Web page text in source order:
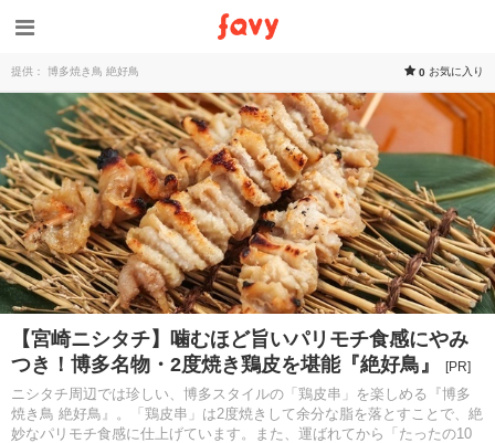
提供： 博多焼き鳥 絶好鳥 0 お気に入り
【宮崎ニシタチ】噛むほど旨いパリモチ食感にやみ
つき！博多名物・2度焼き鶏皮を堪能『絶好鳥』
[PR]
ニシタチ周辺では珍しい、博多スタイルの「鶏皮串」を楽しめる『博多
焼き鳥 絶好鳥』。「鶏皮串」は2度焼きして余分な脂を落とすことで、絶
妙なパリモチ食感に仕上げています。また、運ばれてから「たったの10